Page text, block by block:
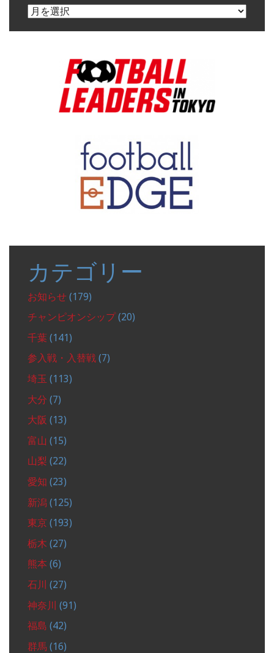
月
カテゴリー
お知らせ (179)
チャンピオンシップ(20)
千葉 (141)
参入戦・入替戦 (7)
埼玉 (113)
大分 (7)
大阪 (13)
富山 (15)
山梨 (22)
愛知 (23)
新潟 (125)
東京 (193)
栃木 (27)
熊本 (6)
石川 (27)
神奈川 (91)
福島 (42)
群馬 (16)